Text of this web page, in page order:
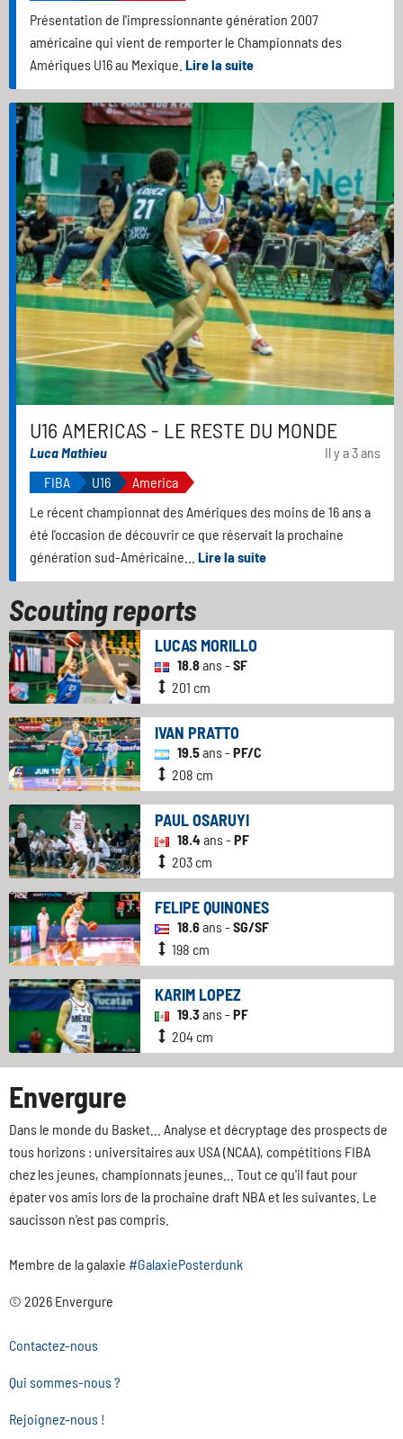
Présentation de l'impressionnante génération 2007
américaine qui vient de remporter le Championnats des
Amériques U16 au Mexique. Lire la suite
U16 AMERICAS - LE RESTE DU MONDE
Luca Mathieu
Il y a 3 ans
FIBA
U16
America
Le récent championnat des Amériques des moins de 16 ans a
été l'occasion de découvrir ce que réservait la prochaine
génération sud-Américaine... Lire la suite
Scouting reports
LUCAS MORILLO
18.8ans - SF
201 cm
IVAN PRATTO
19.5ans - PF/C
208 cm
PAUL OSARUYI
18.4ans - PF
203 cm
FELIPE QUINONES
18.6ans - SG/SF
198 cm
KARIM LOPEZ
19.3ans - PF
204 cm
Envergure
Dans le monde du Basket... Analyse et décryptage des prospects de
tous horizons : universitaires aux USA (NCAA), compétitions FIBA
chez les jeunes, championnats jeunes... Tout ce qu'il faut pour
épater vos amis lors de la prochaine draft NBA et les suivantes. Le
saucisson n'est pas compris.
Membre de la galaxie #GalaxiePosterdunk
© 2026 Envergure
Contactez-nous
Qui sommes-nous ?
Rejoignez-nous !